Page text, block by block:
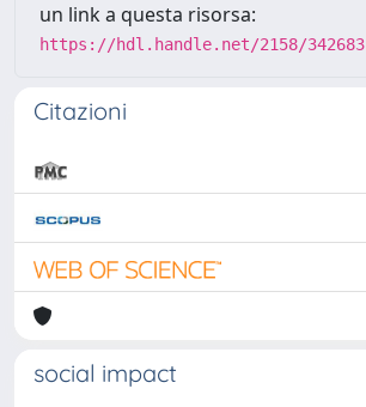
un link a questa risorsa:
https://hdl.handle.net/2158/342683
Citazioni
social impact